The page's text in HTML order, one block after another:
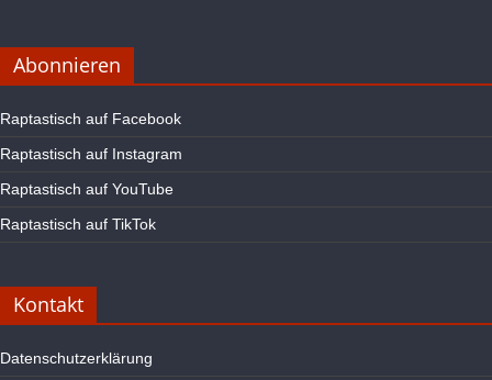
Abonnieren
Raptastisch auf Facebook
Raptastisch auf Instagram
Raptastisch auf YouTube
Raptastisch auf TikTok
Kontakt
Datenschutzerklärung